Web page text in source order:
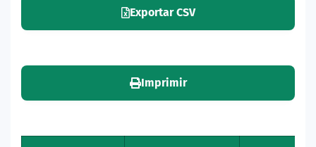
Exportar CSV
Imprimir